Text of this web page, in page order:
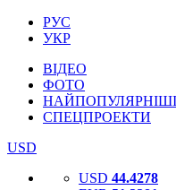
РУС
УКР
ВІДЕО
ФОТО
НАЙПОПУЛЯРНІШІ
СПЕЦПРОЕКТИ
USD
USD 44.4278